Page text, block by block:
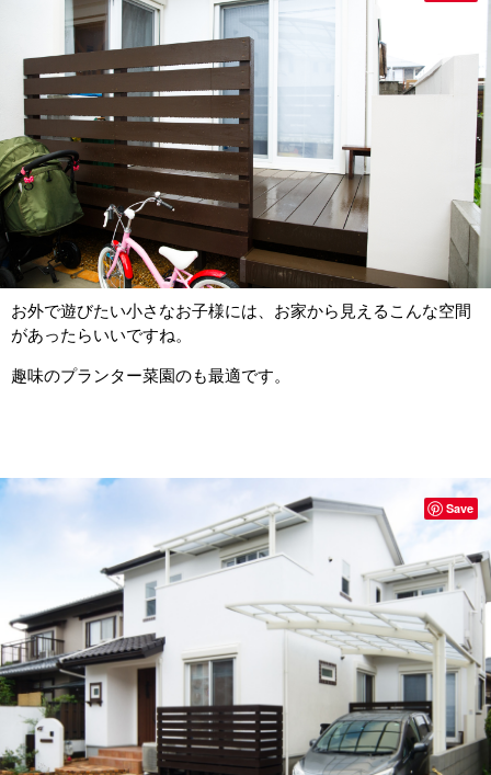
お外で遊びたい小さなお子様には、お家から見えるこんな空間
があったらいいですね。
趣味のプランター菜園のも最適です。
Save